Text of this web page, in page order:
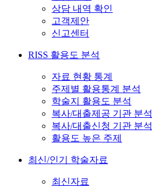
상담 내역 확인
고객제안
신고센터
RISS 활용도 분석
자료 현황 통계
주제별 활용통계 분석
학술지 활용도 분석
복사/대출제공 기관 분석
복사/대출신청 기관 분석
활용도 높은 주제
최신/인기 학술자료
최신자료